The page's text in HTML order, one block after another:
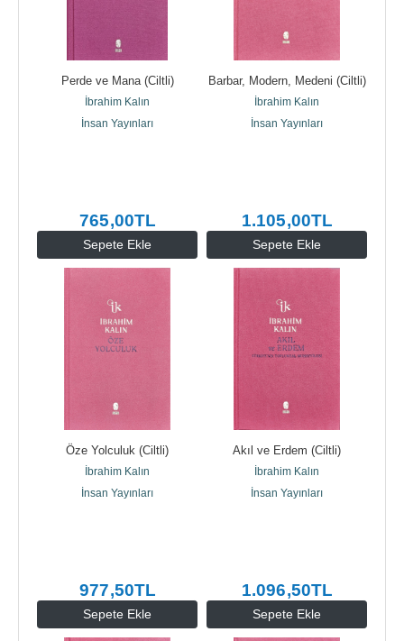
Sepete Ekle
Perde ve Mana (Ciltli)
İbrahim Kalın
İnsan Yayınları
765,00TL
Sepete Ekle
Barbar, Modern, Medeni (Ciltli)
İbrahim Kalın
İnsan Yayınları
1.105,00TL
Sepete Ekle
Öze Yolculuk (Ciltli)
İbrahim Kalın
İnsan Yayınları
977,50TL
Sepete Ekle
Akıl ve Erdem (Ciltli)
İbrahim Kalın
İnsan Yayınları
1.096,50TL